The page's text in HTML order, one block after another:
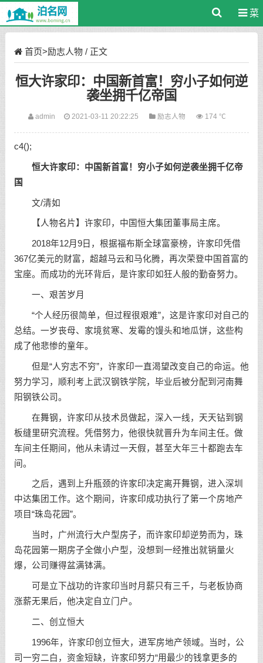
菜
首页>励志人物/ 正文
恒大许家印：中国新首富！穷小子如何逆
袭坐拥千亿帝国
admin 2021-03-11 20:22:25 励志人物 174 ℃
c4();
恒大许家印：中国新首富！穷小子如何逆袭坐拥千亿帝
国
文/清如
【人物名片】许家印，中国恒大集团董事局主席。
2018年12月9日，根据福布斯全球富豪榜，许家印凭借
367亿美元的财富，超越马云和马化腾，再次荣登中国首富的
宝座。而成功的光环背后，是许家印如狂人般的勤奋努力。
一、艰苦岁月
“个人经历很简单，但过程很艰难”，这是许家印对自己的
总结。一岁丧母、家境贫寒、发霉的馒头和地瓜饼，这些构
成了他悲惨的童年。
但是“人穷志不穷”，许家印一直渴望改变自己的命运。他
努力学习，顺利考上武汉钢铁学院，毕业后被分配到河南舞
阳钢铁公司。
在舞钢，许家印从技术员做起，深入一线，天天钻到钢
板缝里研究流程。凭借努力，他很快就晋升为车间主任。做
车间主任期间，他从未请过一天假，甚至大年三十都跑去车
间。
之后，遇到上升瓶颈的许家印决定离开舞钢，进入深圳
中达集团工作。这个期间，许家印成功执行了第一个房地产
项目“珠岛花园”。
当时，广州流行大户型房子，而许家印却逆势而为，珠
岛花园第一期房子全做小户型，没想到一经推出就销量火
爆，公司赚得盆满钵满。
可是立下战功的许家印当时月薪只有三千，与老板协商
涨薪无果后，他决定自立门户。
二、创立恒大
1996年，许家印创立恒大，进军房地产领域。当时，公
司一穷二白，资金短缺，许家印努力“用最少的钱拿更多的